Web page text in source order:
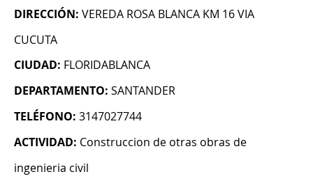
DIRECCIÓN: VEREDA ROSA BLANCA KM 16 VIA
CUCUTA
CIUDAD: FLORIDABLANCA
DEPARTAMENTO: SANTANDER
TELÉFONO: 3147027744
ACTIVIDAD: Construccion de otras obras de
ingenieria civil